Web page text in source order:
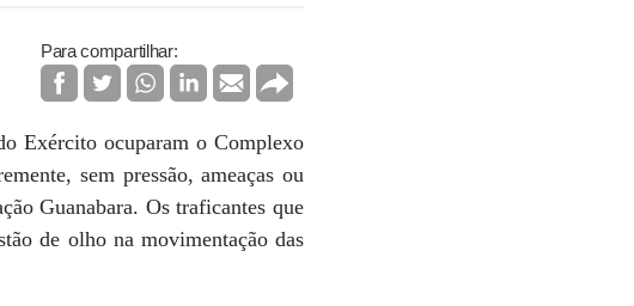
Para compartilhar:
Exército ocuparam o Complexo
sem pressão, ameaças ou
Guanabara. Os traficantes que
de olho na movimentação das